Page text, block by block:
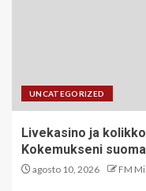
UNCATEGORIZED
Livekasino ja
Kokemukseni
agosto 10, 2026 FM